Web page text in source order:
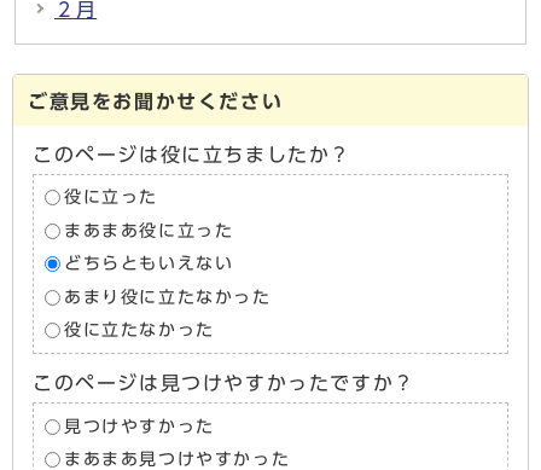
２月
ご意見をお聞かせください
このページは役に立ちましたか？
役に立った
まあまあ役に立った
どちらともいえない
あまり役に立たなかった
役に立たなかった
このページは見つけやすかったですか？
見つけやすかった
まあまあ見つけやすかった